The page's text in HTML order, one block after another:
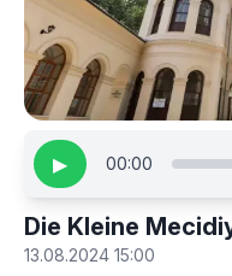
▶ 00:00
Die Kleine
13.08.2024 15:00